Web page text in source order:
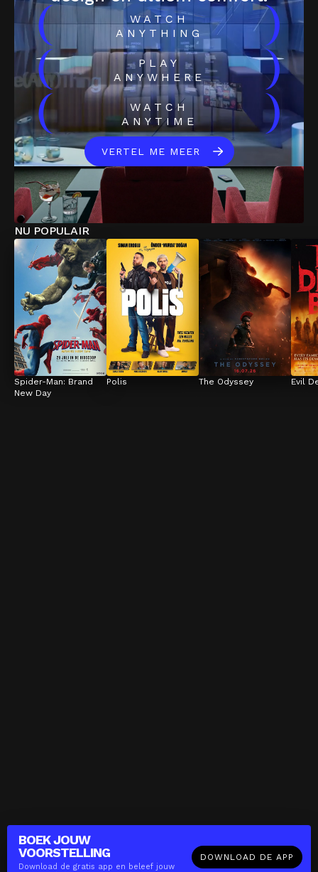
BOEK JOUW
VOORSTELLING
Download de gratis app en beleef jouw
DOWNLOAD DE APP
(
WATCH
ANYTHING
)
(
PLAY
ANYWHERE
)
(
WATCH
ANYTIME
)
VERTEL ME MEER
NU POPULAIR
Spider-Man: Brand
New Day
Polis The Odyssey Evil